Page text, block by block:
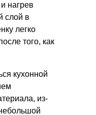
нагрев
слой в
легко
того, как
кухонной
из-